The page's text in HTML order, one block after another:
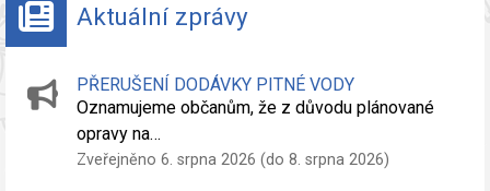
Aktuální zprávy
PŘERUŠENÍ DODÁVKY PITNÉ VODY
Oznamujeme občanům, že z důvodu plánované
opravy na…
Zveřejněno 6. srpna 2026 (do 8. srpna 2026)